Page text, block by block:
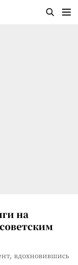
на
вдохновившись